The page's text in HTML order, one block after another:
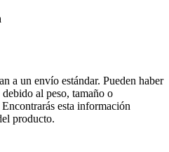
a un envío estándar. Pueden haber
al peso, tamaño o
esta información
producto.